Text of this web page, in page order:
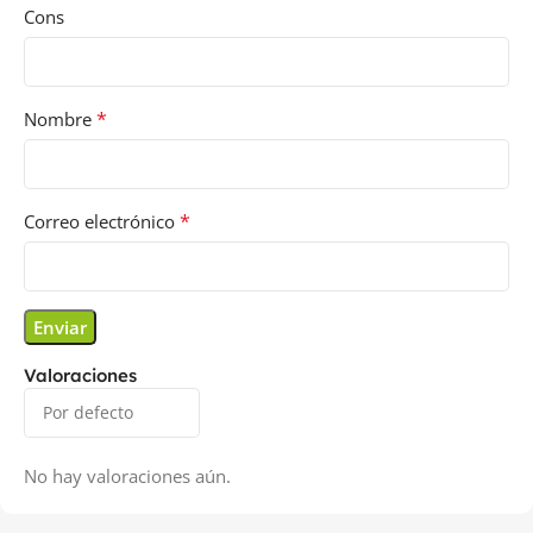
Valoraciones
No hay valoraciones aún.
Cons
Nombre *
Correo electrónico *